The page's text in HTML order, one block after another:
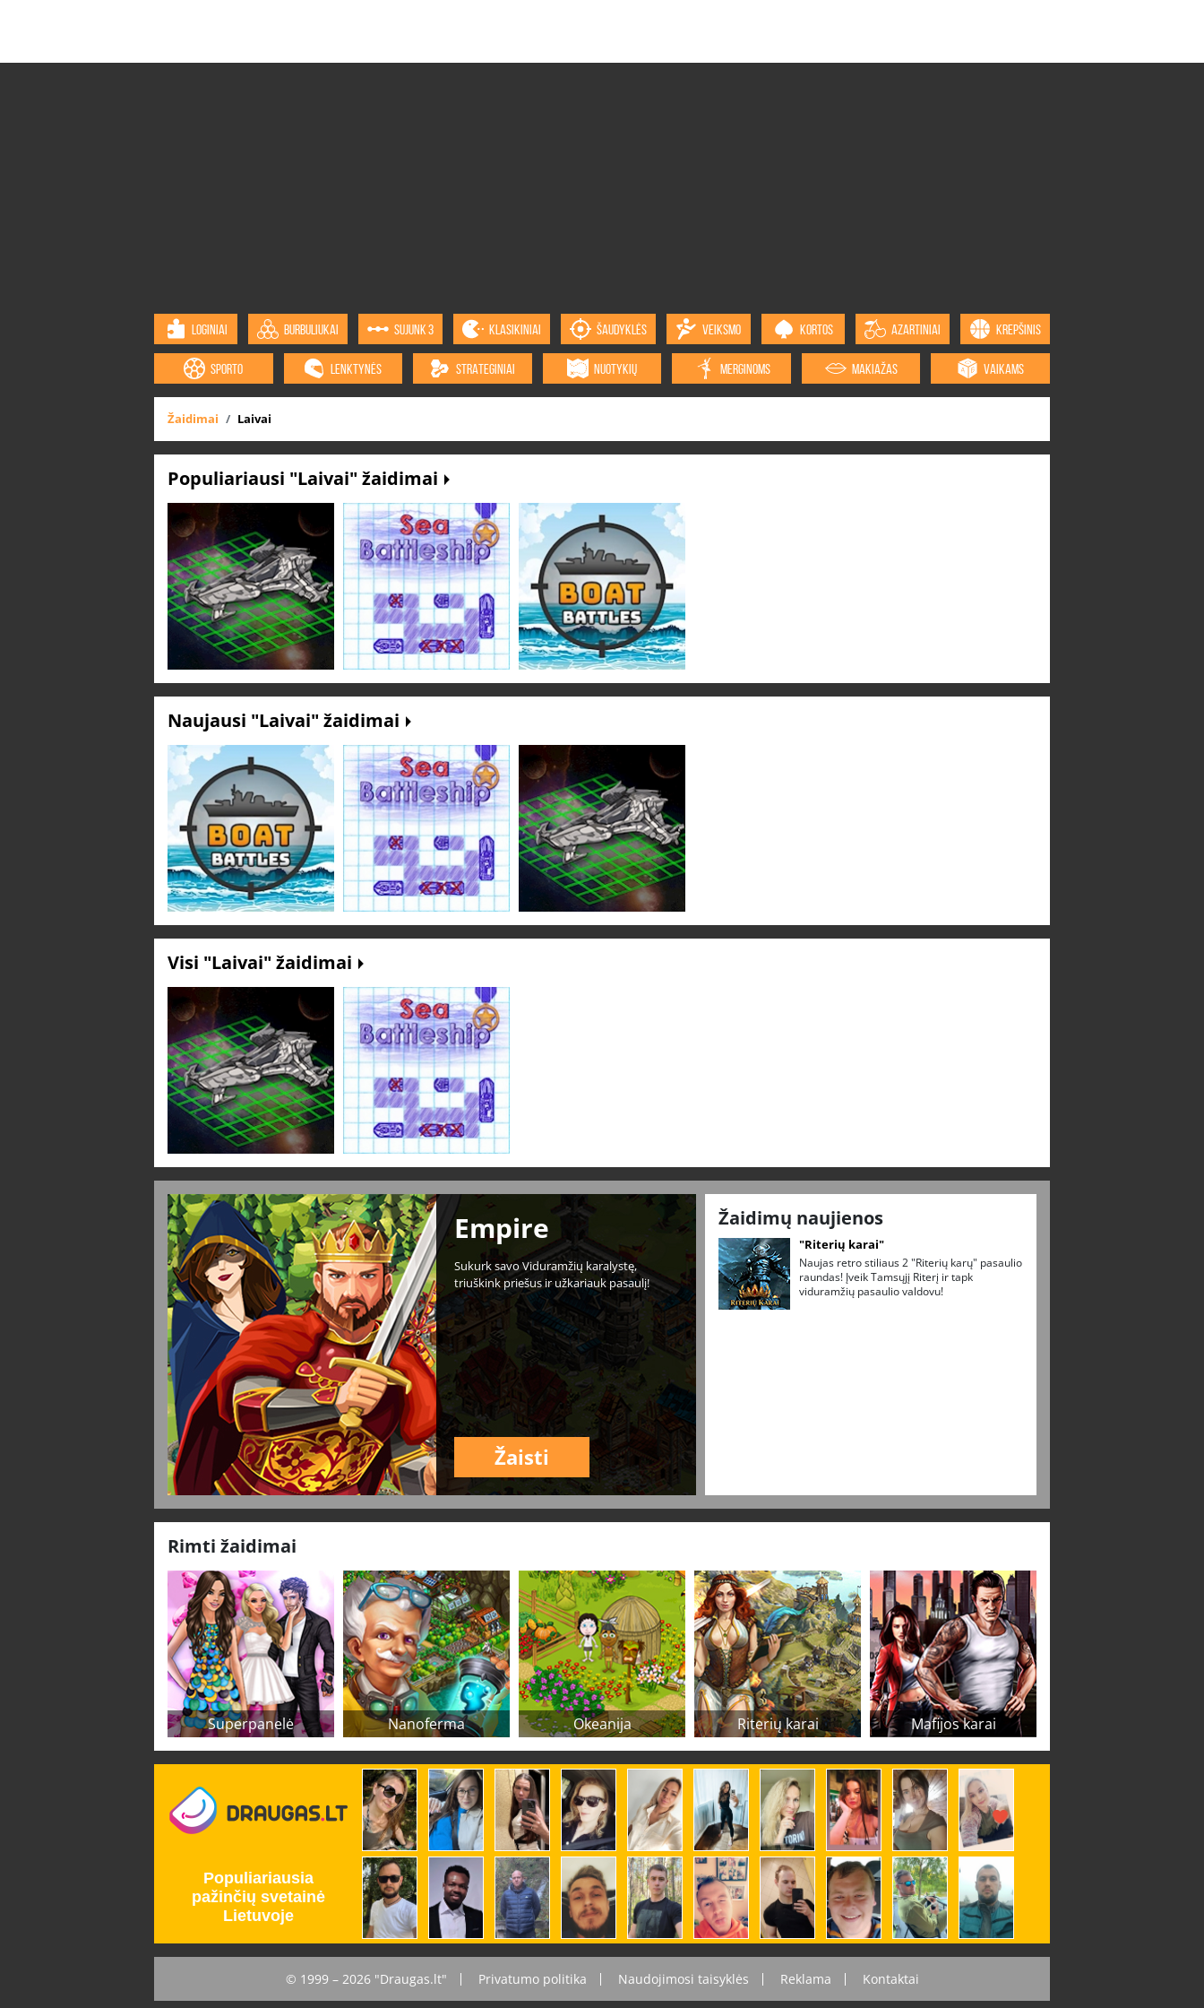
LOGINIAI BURBULIUKAI SUJUNK 3 KLASIKINIAI ŠAUDYKLĖS VEIKSMO KORTOS AZARTINIAI KREPŠINIS
SPORTO LENKTYNĖS STRATEGINIAI NUOTYKIŲ MERGINOMS MAKIAŽAS VAIKAMS
Žaidimai Laivai
Populiariausi "Laivai" žaidimai
Naujausi "Laivai" žaidimai
Visi "Laivai" žaidimai
Empire
Sukurk savo Viduramžių karalystę,
triuškink priešus ir užkariauk pasaulį!
Žaisti
Žaidimų naujienos
"Riterių karai"
Naujas retro stiliaus 2 "Riterių karų" pasaulio
raundas! Įveik Tamsųjį Riterį ir tapk
viduramžių pasaulio valdovu!
Rimti žaidimai
Superpanelė Nanoferma Okeanija Riterių karai Mafijos karai
© 1999 – 2026 "Draugas.lt" Privatumo politika Naudojimosi taisyklės Reklama Kontaktai